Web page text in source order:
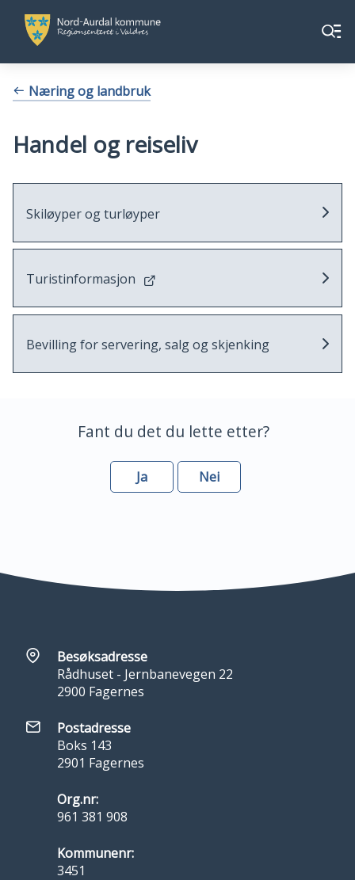
Nord-
Aurdal
kommune
Aurdal
Meny
Du Næring og landbruk
Handel og reiseliv
Skiløyper og turløyper
Turistinformasjon
Bevilling for servering, salg og skjenking
Fant du det du lette etter?
Ja Nei
Besøksadresse
Rådhuset - Jernbanevegen 22
2900 Fagernes
Postadresse
Boks 143
2901 Fagernes
Org.nr:
961 381 908
Kommunenr:
3451